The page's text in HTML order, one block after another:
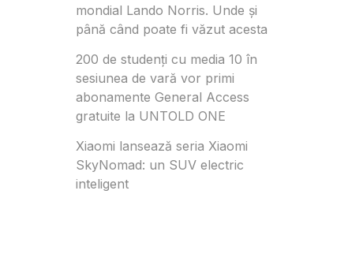
mondial Lando Norris. Unde și
până când poate fi văzut acesta
200 de studenți cu media 10 în
sesiunea de vară vor primi
abonamente General Access
gratuite la UNTOLD ONE
Xiaomi lansează seria Xiaomi
SkyNomad: un SUV electric
inteligent